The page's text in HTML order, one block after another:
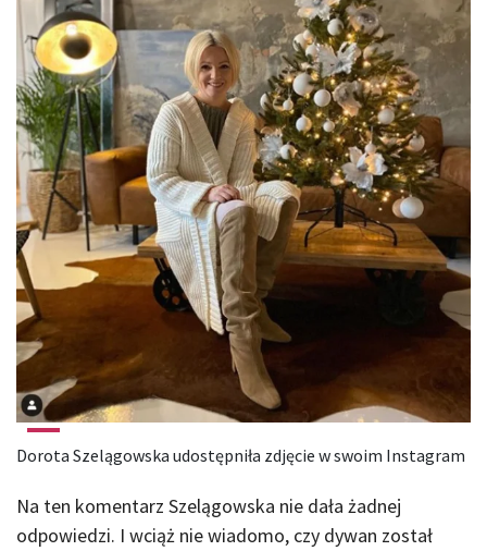
Dorota Szelągowska udostępniła zdjęcie w swoim Instagram
Na ten komentarz Szelągowska nie dała żadnej
odpowiedzi. I wciąż nie wiadomo, czy dywan został